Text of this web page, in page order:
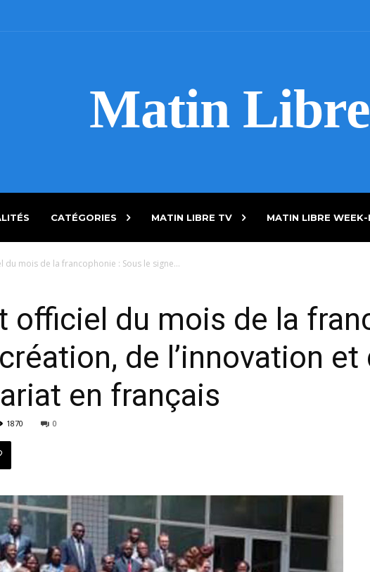
Matin Libre
CATÉGORIES MATIN LIBRE TV MATIN LIBRE WEEK-
du mois de la francophonie : Sous le signe...
officiel du mois de la
de l’innovation et
en français
1870 0